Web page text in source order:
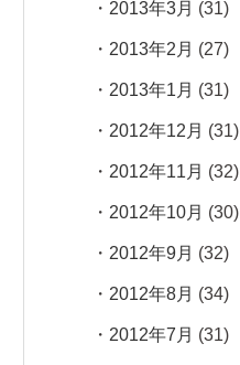
2013年3月 (31)
2013年2月 (27)
2013年1月 (31)
2012年12月 (31)
2012年11月 (32)
2012年10月 (30)
2012年9月 (32)
2012年8月 (34)
2012年7月 (31)